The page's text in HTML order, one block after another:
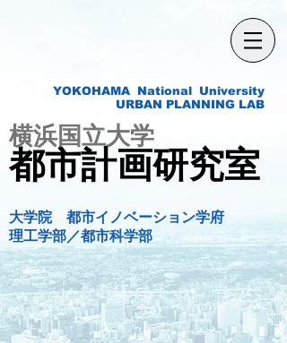
YOKOHAMA National University
URBAN PLANNING LAB
​都市計画研究室
​横浜国立大学
大学院 都市イノベーション学府
​理工学部／都市科学部